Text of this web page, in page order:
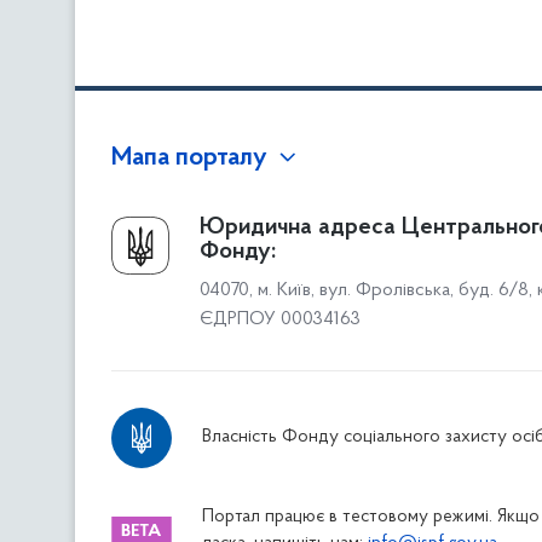
Мапа порталу
Про Фонд
Керівництво
Структура Фонду
Територіальні відділення
Дніпропетровське відділення
Житомирське відділення
Юридична адреса
Фонду:
04070, м. Київ, вул. Фролівська, буд. 6/8,
ЄДРПОУ 00034163
Власність Фонду соціального захисту осіб
Портал працює в тестовому режимі. Якщо